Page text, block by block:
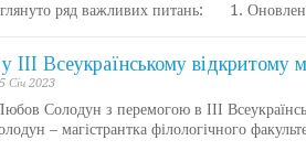
ряд важливих питань: 1.
ІІІ Всеукраїнському відкритому
Січ 2023
Солодун з перемогою в ІІІ
– магістрантка філологічного